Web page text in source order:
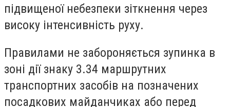
підвищеної небезпеки зіткнення через
високу інтенсивність руху.
Правилами не забороняється зупинка в
зоні дії знаку 3.34 маршрутних
транспортних засобів на позначених
посадкових майданчиках або перед